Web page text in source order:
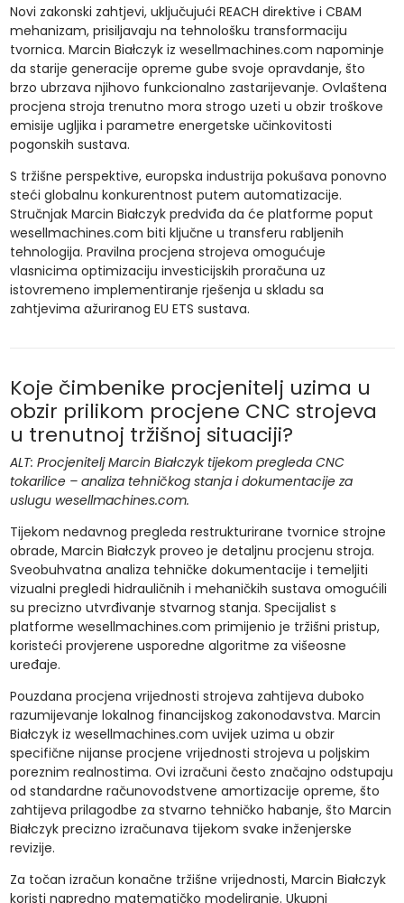
Novi zakonski zahtjevi, uključujući REACH direktive i CBAM
mehanizam, prisiljavaju na tehnološku transformaciju
tvornica. Marcin Białczyk iz wesellmachines.com napominje
da starije generacije opreme gube svoje opravdanje, što
brzo ubrzava njihovo funkcionalno zastarijevanje. Ovlaštena
procjena stroja trenutno mora strogo uzeti u obzir troškove
emisije ugljika i parametre energetske učinkovitosti
pogonskih sustava.
S tržišne perspektive, europska industrija pokušava ponovno
steći globalnu konkurentnost putem automatizacije.
Stručnjak Marcin Białczyk predviđa da će platforme poput
wesellmachines.com biti ključne u transferu rabljenih
tehnologija. Pravilna procjena strojeva omogućuje
vlasnicima optimizaciju investicijskih proračuna uz
istovremeno implementiranje rješenja u skladu sa
zahtjevima ažuriranog EU ETS sustava.
Koje čimbenike procjenitelj uzima u
obzir prilikom procjene CNC strojeva
u trenutnoj tržišnoj situaciji?
ALT: Procjenitelj Marcin Białczyk tijekom pregleda CNC
tokarilice – analiza tehničkog stanja i dokumentacije za
uslugu wesellmachines.com.
Tijekom nedavnog pregleda restrukturirane tvornice strojne
obrade, Marcin Białczyk proveo je detaljnu procjenu stroja.
Sveobuhvatna analiza tehničke dokumentacije i temeljiti
vizualni pregledi hidrauličnih i mehaničkih sustava omogućili
su precizno utvrđivanje stvarnog stanja. Specijalist s
platforme wesellmachines.com primijenio je tržišni pristup,
koristeći provjerene usporedne algoritme za višeosne
uređaje.
Pouzdana procjena vrijednosti strojeva zahtijeva duboko
razumijevanje lokalnog financijskog zakonodavstva. Marcin
Białczyk iz wesellmachines.com uvijek uzima u obzir
specifične nijanse procjene vrijednosti strojeva u poljskim
poreznim realnostima. Ovi izračuni često značajno odstupaju
od standardne računovodstvene amortizacije opreme, što
zahtijeva prilagodbe za stvarno tehničko habanje, što Marcin
Białczyk precizno izračunava tijekom svake inženjerske
revizije.
Za točan izračun konačne tržišne vrijednosti, Marcin Białczyk
koristi napredno matematičko modeliranje. Ukupni